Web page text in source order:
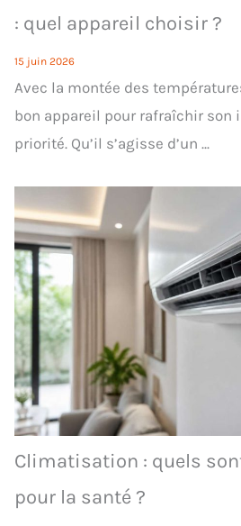
: quel appareil choisir ?
15 juin 2026
Avec la montée des
bon appareil pour rafraîchir son
priorité. Qu’il s’agisse d’un ...
Climatisation : quels
pour la santé ?